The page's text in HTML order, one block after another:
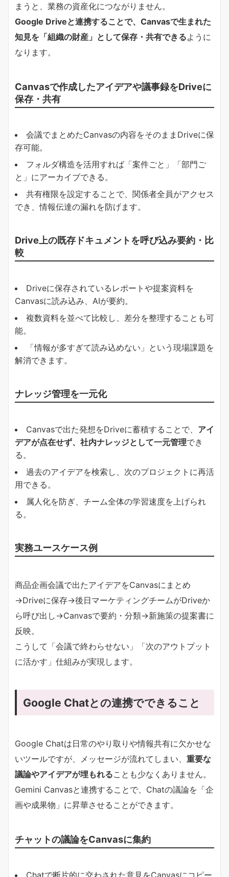
まうと、業務の資産化につながりません。
Google Driveと連携することで、Canvasで生まれた
知見を「組織の財産」として保存・共有できるように
なります。
Canvasで作成したアイデアや議事録をDriveに
保存・共有
会議でまとめたCanvasの内容をそのままDriveに保
存可能。
フォルダ構造を活用すれば「案件ごと」「部門ご
と」にアーカイブできる。
共有権限を設定することで、関係者全員がアクセス
でき、情報伝達の漏れを防げます。
Drive上の既存ドキュメントを呼び込み要約・比
較
Driveに保存されているレポートや提案資料を
Canvasに読み込み、AIが要約。
複数資料を並べて比較し、差分を整理することも可
能。
「情報が多すぎて読み込めない」という現場課題を
解消できます。
ナレッジ管理を一元化
Canvasで出た発想をDriveに蓄積することで、 アイ
デアが点在せず、社内ナレッジとして一元管理でき
る。
過去のアイデアを検索し、次のプロジェクトに再活
用できる。
属人化を防ぎ、チーム全体の学習速度を上げられ
る。
実務ユースケース例
商品企画会議で出たアイデアをCanvasにまとめ
→Driveに保存→後日マーケティングチームがDriveか
ら呼び出し→Canvasで要約・分類→新施策の提案書に
反映。
こうして「会議で終わらせない」「次のアウトプット
に活かす」仕組みが実現します。
Google Chatとの連携でできること
Google Chatは日常のやり取りや情報共有に欠かせな
いツールですが、メッセージが流れてしまい、 重要な
議論やアイデアが埋もれることも少なくありません。
Gemini Canvasと連携することで、Chatの議論を「企
画や成果物」に昇華させることができます。
チャットの議論をCanvasに集約
Chatで断片的に交わされた意見をCanvasにコピー